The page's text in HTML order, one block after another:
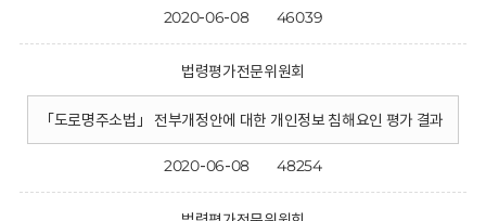
2020-06-08 46039
법령평가전문위원회
「도로명주소법」 전부개정안에 대한 개인정보 침해요인 평가 결과
2020-06-08 48254